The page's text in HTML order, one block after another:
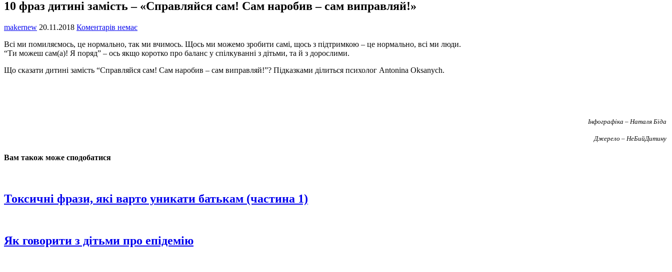
10 фраз дитині замість – «Справляйся сам! Сам наробив – сам виправляй!»
makernew 20.11.2018 Коментарів немає
Всі ми помиляємось, це нормально, так ми вчимось. Щось ми можемо зробити самі, щось з підтримкою – це нормально, всі ми люди.
“Ти можеш сам(а)! Я поряд” – ось якщо коротко про баланс у спілкуванні з дітьми, та й з дорослими.
Що сказати дитині замість “Справляйся сам! Сам наробив – сам виправляй!”? Підказками ділиться психолог Antonina Oksanych.
Інфографіка – Наталя Біда
Джерело – НеБийДитину
Вам також може сподобатися
Токсичні фрази, які варто уникати батькам (частина 1)
Як говорити з дітьми про епідемію